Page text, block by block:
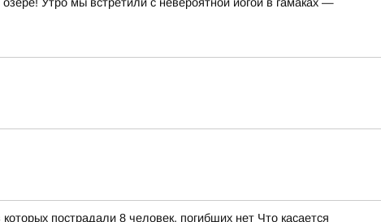
пострадали 8 человек, погибших нет Что касается